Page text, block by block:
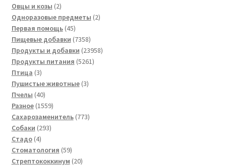
Овцы и козы 22
товара
Одноразовые предметы 22
Первая помощь 4545
товаров
Пищевые добавки 73587358
товаров
Продукты и добавки 2395823958
Продукты питания 52615261
Птица 33
товара
Пушистые животные 33
Пчелы 4040
товаров
Разное 15591559
товаров
Сахарозаменитель 773773
Собаки 293293
Стадо 44
товара
Стоматология 5959
товаров
Стрептококкинум 2020